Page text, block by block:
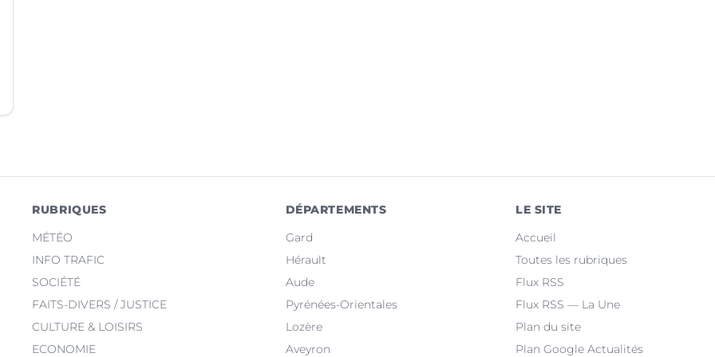
RUBRIQUES
MÉTÉO
INFO TRAFIC
SOCIÉTÉ
FAITS-DIVERS / JUSTICE
CULTURE & LOISIRS
ECONOMIE
DÉPARTEMENTS
Gard
Hérault
Aude
Pyrénées-Orientales
Lozère
Aveyron
LE SITE
Accueil
Toutes les rubriques
Flux RSS
Flux RSS — La Une
Plan du site
Plan Google Actualités